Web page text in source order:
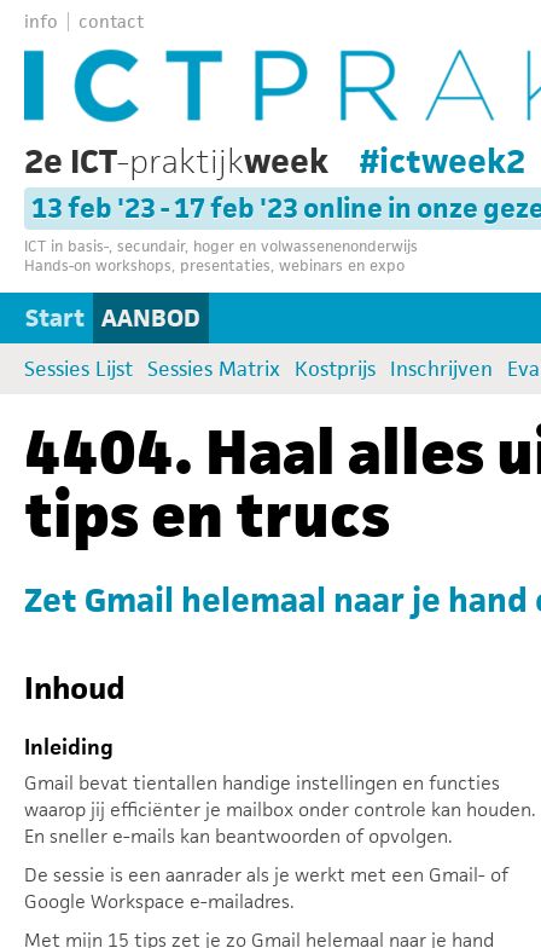
info contact
2e ICT-praktijkweek #ictweek2
13 feb '23 - 17 feb '23 online in onze
ICT in basis-, secundair, hoger en volwassenenonderwijs
Hands-on workshops, presentaties, webinars en expo
Start AANBOD
Sessies Lijst Sessies Matrix Kostprijs Inschrijven
4404. Haal alles
tips en trucs
Zet Gmail helemaal naar je
Inhoud
Inleiding
Gmail bevat tientallen handige instellingen en functies
waarop jij efficiënter je mailbox onder controle kan houden.
En sneller e-mails kan beantwoorden of opvolgen.
De sessie is een aanrader als je werkt met een Gmail- of
Google Workspace e-mailadres.
Met mijn 15 tips zet je zo Gmail helemaal naar je hand